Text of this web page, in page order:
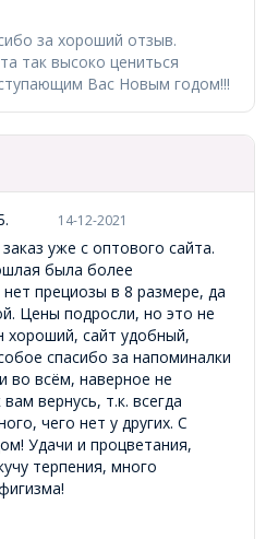
за хороший отзыв.
так высоко цениться
Вас Новым годом!!!
14-12-2021
уже с оптового сайта.
была более
прециозы в 8 размере, да
Цены подросли, но это не
хороший, сайт удобный,
спасибо за напоминалки
во всём, наверное не
вернусь, т.к. всегда
чего нет у других. С
Удачи и процветания,
терпения, много